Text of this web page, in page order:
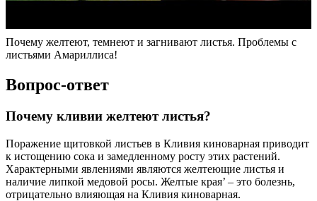
Почему желтеют, темнеют и загнивают листья. Проблемы с
листьями Амариллиса!
Вопрос-ответ
Почему кливии желтеют листья?
Поражение щитовкой листьев в Кливия киноварная приводит
к истощению сока и замедленному росту этих растений.
Характерными явлениями являются желтеющие листья и
наличие липкой медовой росы. Желтые края’ – это болезнь,
отрицательно влияющая на Кливия киноварная.